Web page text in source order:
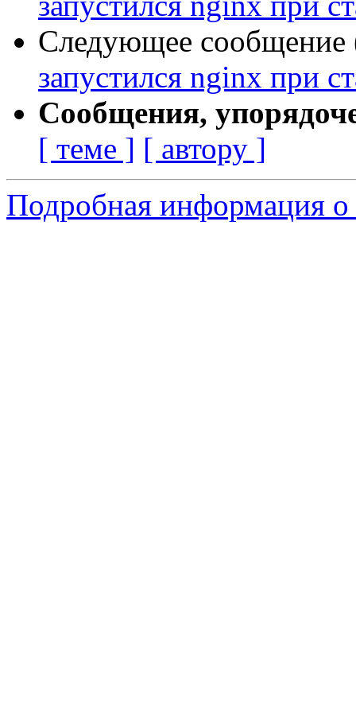
Следующее сообщение
запустился nginx при
Сообщения,
[ теме ] [ автору ]
Подробная информация